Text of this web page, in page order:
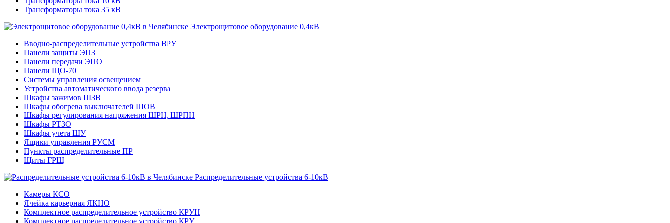
Трансформаторы тока 35 кВ
Электрощитовое оборудование 0,4кВ
Вводно-распределительные устройства ВРУ
Панели защиты ЭПЗ
Панели передачи ЭПО
Панели ЩО-70
Системы управления освещением
Устройства автоматического ввода резерва
Шкафы зажимов ШЗВ
Шкафы обогрева выключателей ШОВ
Шкафы регулирования напряжения ШРН, ШРПН
Шкафы РТЗО
Шкафы учета ШУ
Ящики управления РУСМ
Пункты распределительные ПР
Щиты ГРЩ
Распределительные устройства 6-10кВ
Камеры КСО
Ячейка карьерная ЯКНО
Комплектное распределительное устройство КРУН
Комплектное распределительное устройство КРУ